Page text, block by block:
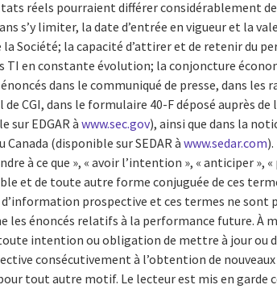
réels pourraient différer considérablement de
s’y limiter, la date d’entrée en vigueur et la
la Société; la capacité d’attirer et de retenir du
TI en constante évolution; la conjoncture
dans le communiqué de presse, dans
CGI, dans le formulaire 40-F déposé auprès de
sur EDGAR àwww.sec.gov), ainsi que dans la
(disponible sur SEDAR àwww.sedar.com
à ce que », « avoir l’intention », « anticiper »,
et de toute autre forme conjuguée de ces
prospective et ces termes ne sont
les énoncés relatifs à la performance future. À
intention ou obligation de mettre à jour ou
consécutivement à l’obtention de
tout autre motif. Le lecteur est mis en garde